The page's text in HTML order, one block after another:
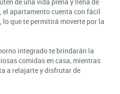
el apartamento cuenta con fácil
que te permitirá moverte por la
integrado te brindarán la
comidas en casa, mientras
a relajarte y disfrutar de